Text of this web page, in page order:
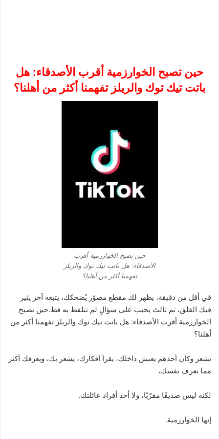
حين تصبح الخوارزمية أقرب الأصدقاء: هل
باتت تيك توك والريلز تفهمنا أكثر من أهلنا؟
حين تصبح الخوارزمية أقرب
الأصدقاء: هل باتت تيك توك والريلز
تفهمنا أكثر من أهلنا؟
في أقل من دقيقة، يظهر لك مقطع مصوّر يُضحكك، يتبعه آخر يثير
فيك القلق، ثم ثالث يجيب على سؤالٍ لم تتلفظ به قط.حين تصبح
الخوارزمية أقرب الأصدقاء: هل باتت تيك توك والريلز تفهمنا أكثر من
أهلنا؟
تشعر وكأن أحدهم يعيش داخلك، يقرأ أفكارك، يشعر بك، ويعرفك أكثر
مما تعرف نفسك،
لكنه ليس صديقًا مقرّبًا، ولا أحد أفراد عائلتك.
إنها الخوارزمية.